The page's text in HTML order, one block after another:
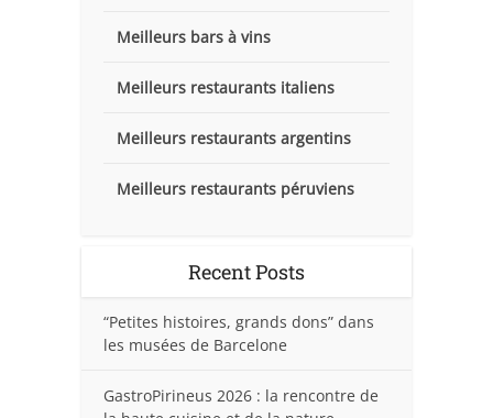
Meilleurs bars à vins
Meilleurs restaurants italiens
Meilleurs restaurants argentins
Meilleurs restaurants péruviens
Recent Posts
“Petites histoires, grands dons” dans
les musées de Barcelone
GastroPirineus 2026 : la rencontre de